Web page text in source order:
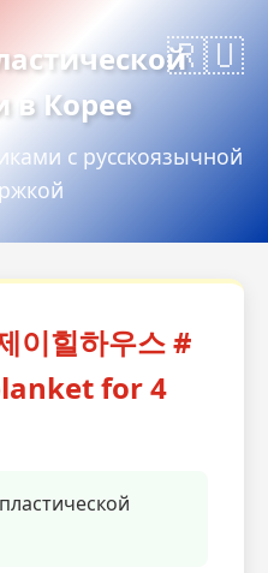
в Корее
с русскоязычной
이힐하우스 #
for 4